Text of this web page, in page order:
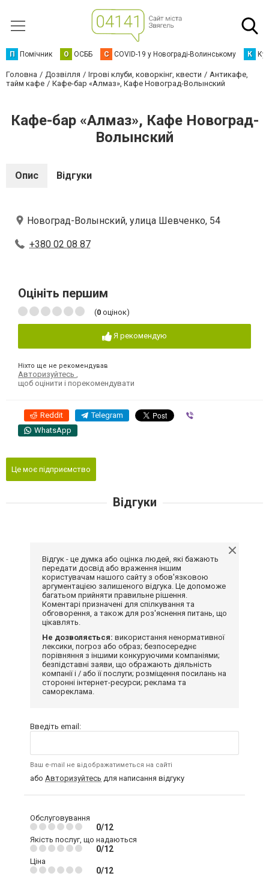
П Помічник О ОСББ C COVID-19 у Новограді-Волинському К
Головна Дозвілля Ігрові клуби, коворкінг, квести
Антикафе,
тайм кафе
Кафе-бар «Алмаз», Кафе Новоград-Волынский
Кафе-бар «Алмаз», Кафе Новоград-
Волынский
Опис Відгуки
Новоград-Волынский, улица Шевченко, 54
+380 02 08 87
Оцініть першим
(0 оцінок)
Я рекомендую
Ніхто ще не рекомендував
Авторизуйтесь
щоб оцінити і порекомендувати
Reddit Telegram
WhatsApp
Це моє підприємство
Відгуки
Відгук - це думка або оцінка людей, які бажають
передати досвід або враження іншим
користувачам нашого сайту з обов'язковою
аргументацією залишеного відгука. Це допоможе
багатьом прийняти правильне рішення.
Коментарі призначені для спілкування та
обговорення, а також для роз'яснення питань, що
цікавлять.
Не дозволяється: використання ненормативної
лексики, погроз або образ; безпосереднє
порівняння з іншими конкуруючими компаніями;
безпідставні заяви, що ображають діяльність
компанії і / або її послуги; розміщення посилань на
сторонні інтернет-ресурси; реклама та
самореклама.
Введіть email:
Ваш e-mail не відображатиметься на сайті
або Авторизуйтесь для написання відгуку
Обслуговування
0/12
Якість послуг, що надаються
0/12
Ціна
0/12